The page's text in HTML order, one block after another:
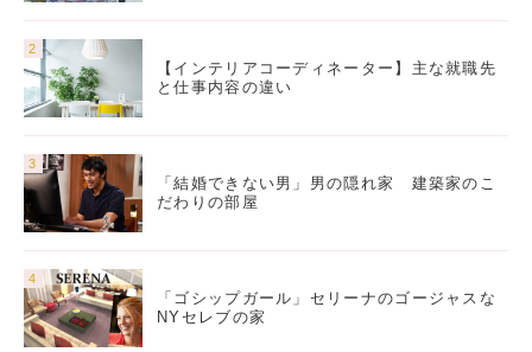
【インテリアコーディネーター】主な就職先
と仕事内容の違い
「結婚できない男」男の隠れ家 建築家のこ
だわりの部屋
「ゴシップガール」セリーナのゴージャスな
NYセレブの家